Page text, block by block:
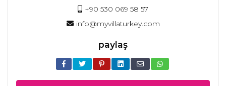
+90 530 069 58 57
info@myvillaturkey.com
paylaş